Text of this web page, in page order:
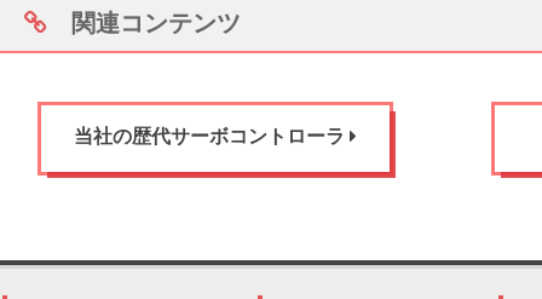
関連コンテンツ
当社の歴代サーボコントローラ